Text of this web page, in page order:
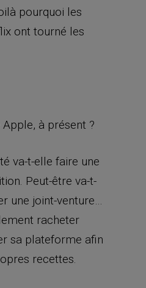
pourquoi les
ont tourné les
à présent ?
va-t-elle faire une
Peut-être va-t-
une joint-venture…
racheter
sa plateforme afin
recettes.